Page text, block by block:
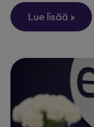
Lue lisää